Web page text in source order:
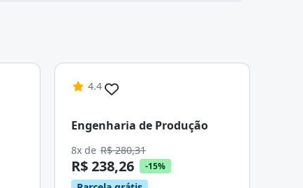
4.4
Engenharia de Produção
8x de R$ 280,31
R$ 238,26 -15%